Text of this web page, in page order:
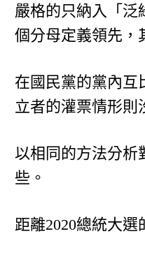
嚴格的只納入「泛
個分母定義領先，
在國民黨的黨內互
立者的灌票情形則
以相同的方法分析
些。
距離2020總統大